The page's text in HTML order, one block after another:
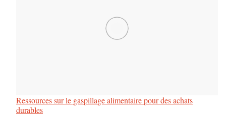
Ressources sur le gaspillage alimentaire pour des achats
durables